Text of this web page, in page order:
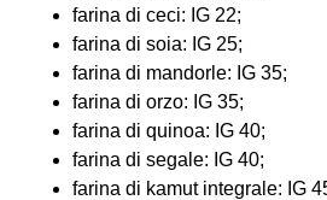
farina di ceci: IG 22;
farina di soia: IG 25;
farina di mandorle: IG 35;
farina di orzo: IG 35;
farina di quinoa: IG 40;
farina di segale: IG 40;
farina di kamut integrale: IG